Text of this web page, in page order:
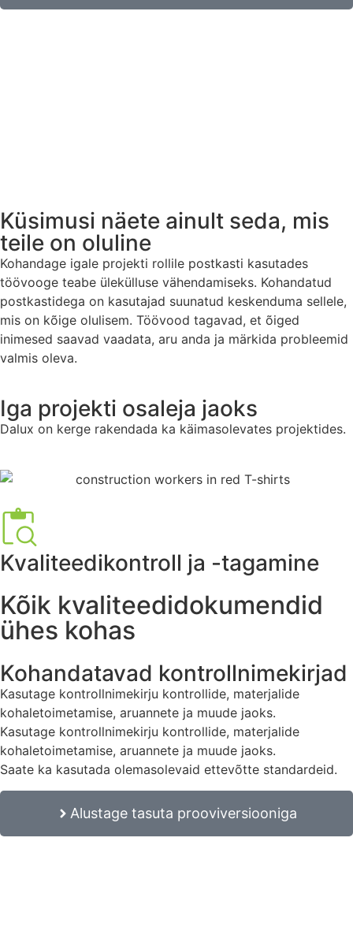
Küsimusi näete ainult seda, mis
teile on oluline
Kohandage igale projekti rollile postkasti kasutades
töövooge teabe ülekülluse vähendamiseks. Kohandatud
postkastidega on kasutajad suunatud keskenduma sellele,
mis on kõige olulisem. Töövood tagavad, et õiged
inimesed saavad vaadata, aru anda ja märkida probleemid
valmis oleva.
Iga projekti osaleja jaoks
Dalux on kerge rakendada ka käimasolevates projektides.
Kvaliteedikontroll ja -tagamine
Kõik kvaliteedidokumendid
ühes kohas
Kohandatavad kontrollnimekirjad
Kasutage kontrollnimekirju kontrollide, materjalide
kohaletoimetamise, aruannete ja muude jaoks.
Kasutage kontrollnimekirju kontrollide, materjalide
kohaletoimetamise, aruannete ja muude jaoks.
Saate ka kasutada olemasolevaid ettevõtte standardeid.
Alustage tasuta prooviversiooniga